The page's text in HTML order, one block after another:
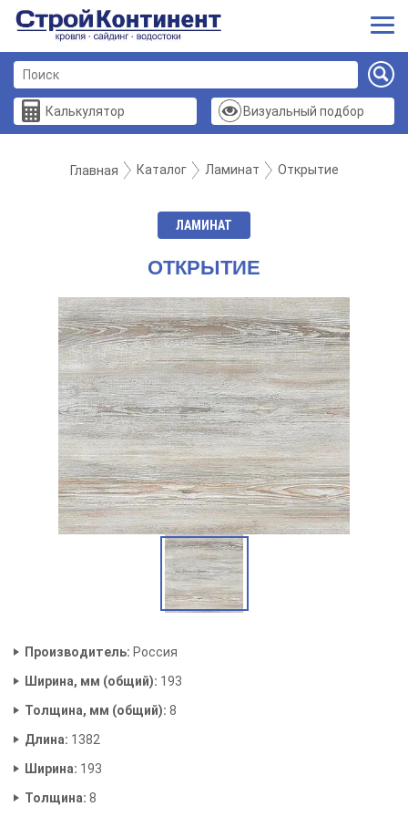
Калькулятор Визуальный подбор
Главная Каталог Ламинат Открытие
ЛАМИНАТ
ОТКРЫТИЕ
Производитель: Россия
Ширина, мм (общий): 193
Толщина, мм (общий): 8
Длина: 1382
Ширина: 193
Толщина: 8